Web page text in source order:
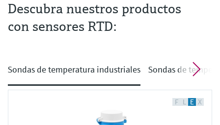
¿Cree que la medición de temperatura es
industriales. La medición RTD con el Pt100 es el
temperatura en aplicaciones de control de
procesos. Las siglas RTD proceden del inglés
Resistance Temperature Detector, y Pt100
Descubra nuestros productos
con sensores RTD:
Sondas de temperatura industriales Sondas de
F L E X